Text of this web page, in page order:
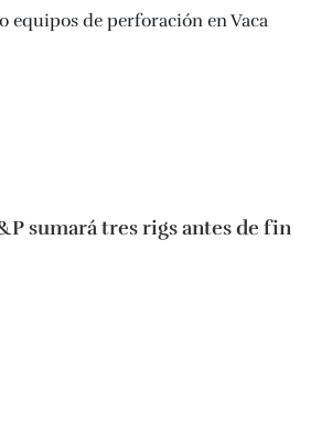
sumará tres rigs antes de fin